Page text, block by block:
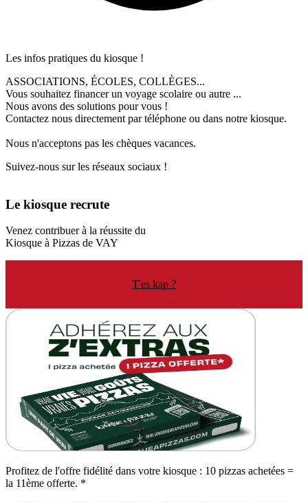
Les infos pratiques du kiosque !
ASSOCIATIONS, ÉCOLES, COLLÈGES...
Vous souhaitez financer un voyage scolaire ou autre ...
Nous avons des solutions pour vous !
Contactez nous directement par téléphone ou dans notre kiosque.
Nous n'acceptons pas les chèques vacances.
Suivez-nous sur les réseaux sociaux !
Le kiosque recrute
Venez contribuer à la réussite du
Kiosque à Pizzas de VAY
T'es kap ?
Profitez de l'offre fidélité dans votre kiosque : 10 pizzas achetées =
la 11ème offerte. *